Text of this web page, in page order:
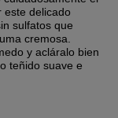
este delicado
sulfatos que
cremosa.
y acláralo bien
teñido suave e